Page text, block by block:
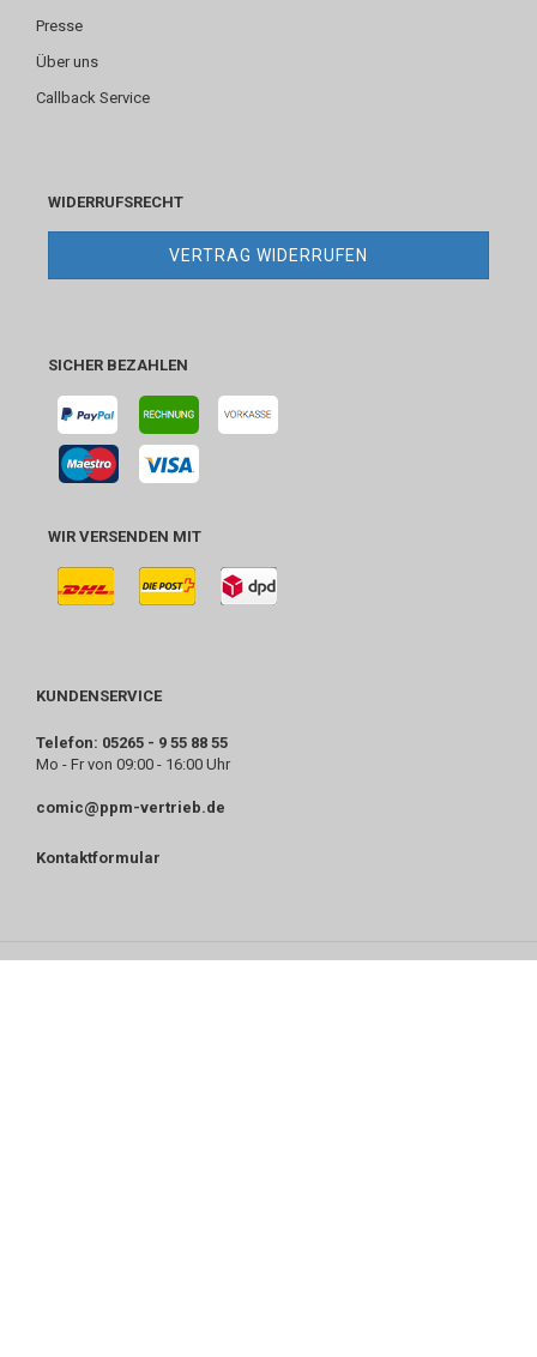
Presse
Über uns
Callback Service
WIDERRUFSRECHT
VERTRAG WIDERRUFEN
SICHER BEZAHLEN
WIR VERSENDEN MIT
KUNDENSERVICE
Telefon: 05265 - 9 55 88 55
Mo - Fr von 09:00 - 16:00 Uhr
comic@ppm-vertrieb.de
Kontaktformular